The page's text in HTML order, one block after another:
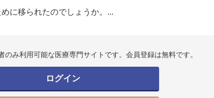
に移られたのでしょうか。...
のみ利用可能な医療専門サイトです。会員登録は無料です。
ログイン